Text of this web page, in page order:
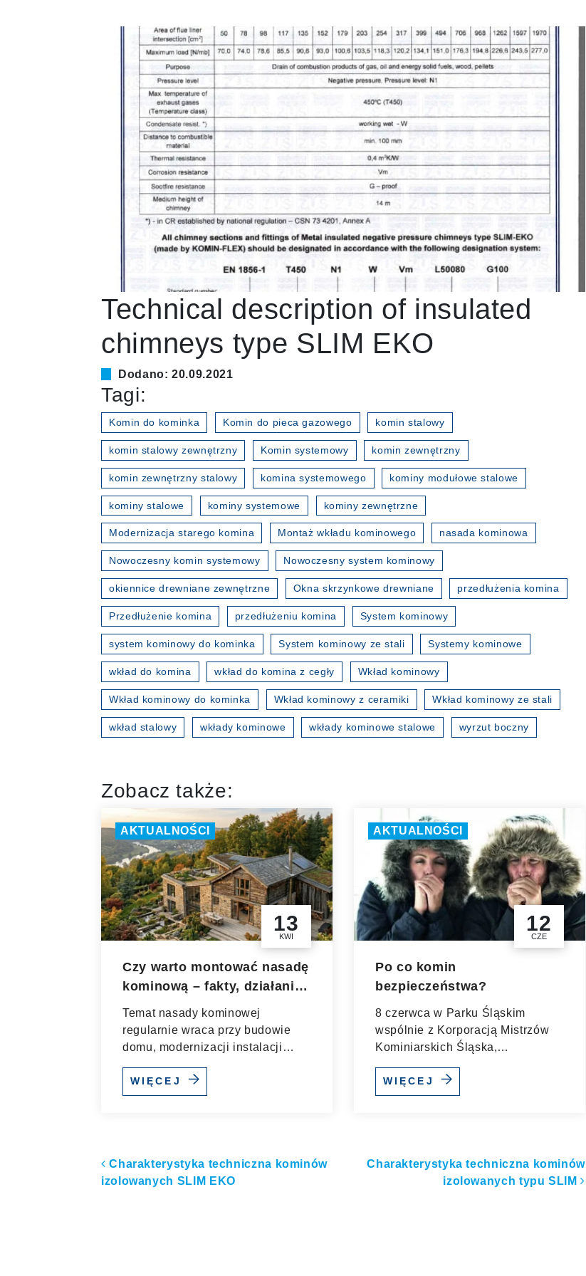
Technical description of insulated
chimneys type SLIM EKO
Dodano: 20.09.2021
Tagi:
Komin do kominka Komin do pieca gazowego komin stalowy
komin stalowy zewnętrzny Komin systemowy komin zewnętrzny
komin zewnętrzny stalowy komina systemowego kominy modułowe stalowe
kominy stalowe kominy systemowe kominy zewnętrzne
Modernizacja starego komina Montaż wkładu kominowego nasada kominowa
Nowoczesny komin systemowy Nowoczesny system kominowy
okiennice drewniane zewnętrzne Okna skrzynkowe drewniane przedłużenia komina
Przedłużenie komina przedłużeniu komina System kominowy
system kominowy do kominka System kominowy ze stali Systemy kominowe
wkład do komina wkład do komina z cegły Wkład kominowy
Wkład kominowy do kominka Wkład kominowy z ceramiki Wkład kominowy ze stali
wkład stalowy wkłady kominowe wkłady kominowe stalowe wyrzut boczny
Zobacz także:
AKTUALNOŚCI
13
KWI
Czy warto montować nasadę
kominową – fakty, działanie i
techniczne uzasadnienie
Temat nasady kominowej
regularnie wraca przy budowie
domu, modernizacji instalacji
WIĘCEJ
AKTUALNOŚCI
12
CZE
Po co komin
bezpieczeństwa?
8 czerwca w Parku Śląskim
wspólnie z Korporacją Mistrzów
Kominiarskich Śląska,
WIĘCEJ
Nawigacja po artykułach
Charakterystyka techniczna kominów
izolowanych SLIM EKO
Charakterystyka techniczna kominów
izolowanych typu SLIM